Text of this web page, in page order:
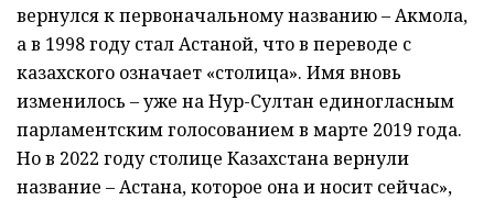
вернулся к первоначальному названию – Акмола,
а в 1998 году стал Астаной, что в переводе с
казахского означает «столица». Имя вновь
изменилось – уже на Нур-Султан единогласным
парламентским голосованием в марте 2019 года.
Но в 2022 году столице Казахстана вернули
название – Астана, которое она и носит сейчас»,